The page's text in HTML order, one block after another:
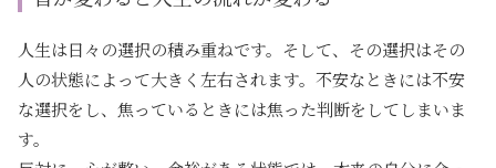
人生は日々の選択の積み重ねです。そして、その選択はその
人の状態によって大きく左右されます。不安なときには不安
な選択をし、焦っているときには焦った判断をしてしまいま
す。